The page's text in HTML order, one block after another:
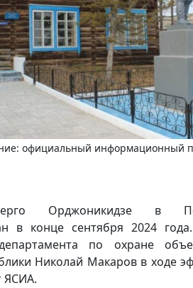
официальный информационный
Орджоникидзе в
в конце сентября 2024
по охране
Николай Макаров в ходе
ЯСИА.